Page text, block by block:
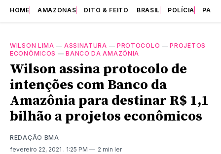
HOME AMAZONAS DITO & FEITO BRASIL POLÍCIA
WILSON LIMA — ASSINATURA — PROTOCOLO —PROJETOS
ECONÔMICOS —BANCO DA AMAZÔNIA
Wilson assina protocolo de
intenções com Banco da
Amazônia para destinar R$ 1,1
bilhão a projetos econômicos
REDAÇÃO BMA
fevereiro 22, 2021 . 1:25 PM 2 min ler